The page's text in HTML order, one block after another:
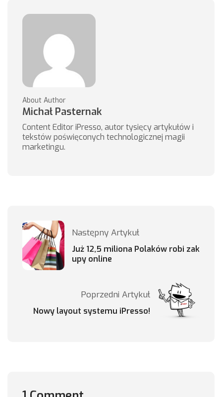
About Author
Michał Pasternak
Content Editor iPresso, autor tysięcy artykułów i
tekstów poświęconych technologicznej magii
marketingu.
Następny Artykuł
Już 12,5 miliona Polaków robi zak
upy online
Poprzedni Artykuł
Nowy layout systemu iPresso!